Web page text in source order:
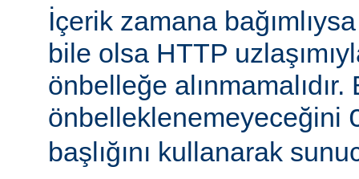
İçerik zamana
bile olsa HTTP
önbelleğe
önbelleklenemeyeceğini
başlığını kullanarak